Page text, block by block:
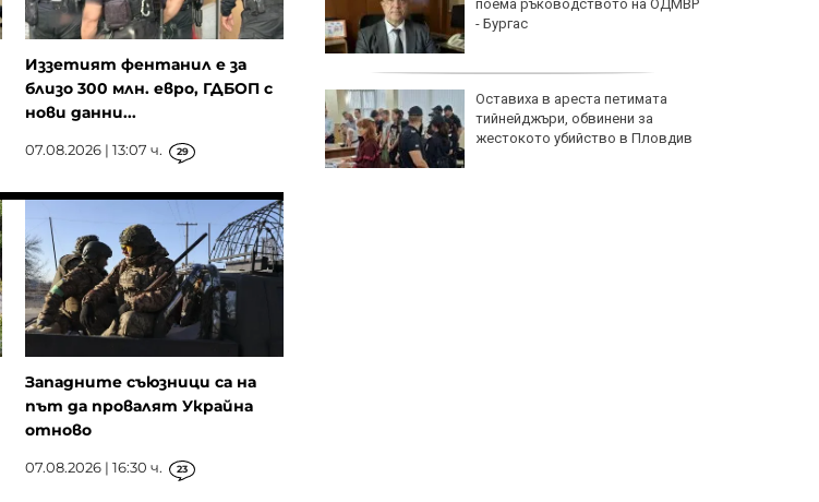
интервенцията на САЩ и Япония
променя валутните пазари
Как България стана батерията на
Източна Европа
поема ръководството на ОДМВР
- Бургас
Оставиха в ареста петимата
тийнейджъри, обвинени за
жестокото убийство в Пловдив
Иззетият фентанил е за
близо 300 млн. евро, ГДБОП с
нови данни...
07.08.2026 | 13:07 ч. 29
Западните съюзници са на
път да провалят Украйна
отново
07.08.2026 | 16:30 ч. 23